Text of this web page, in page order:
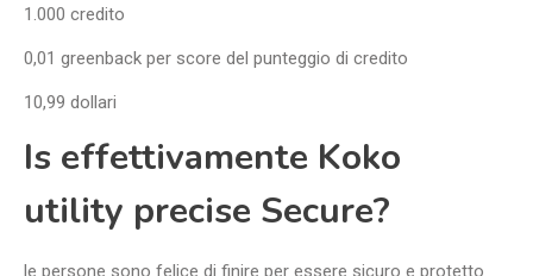
1.000 credito
0,01 greenback per score del punteggio di credito
10,99 dollari
Is effettivamente Koko
utility precise Secure?
le persone sono felice di finire per essere sicuro e protetto